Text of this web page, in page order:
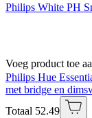
Philips White PH
Voeg product toe
Philips Hue
met bridge en
Totaal 52.49